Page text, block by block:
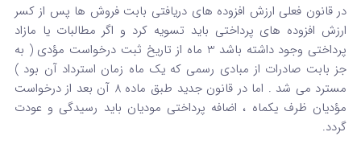
در قانون فعلی ارزش افزوده های دریافتی بابت فروش ها پس از کسر
ارزش افزوده های پرداختی باید تسویه کرد و اگر مطالبات یا مازاد
پرداختی وجود داشته باشد 3 ماه از تاریخ ثبت درخواست مؤدی ( به
جز بابت صادرات از مبادی رسمی که یک ماه زمان استرداد آن بود )
مسترد می شد . اما در قانون جدید طبق ماده 8 آن بعد از درخواست
مؤدیان ظرف یکماه ، اضافه پرداختی مودیان باید رسیدگی و عودت
گردد.